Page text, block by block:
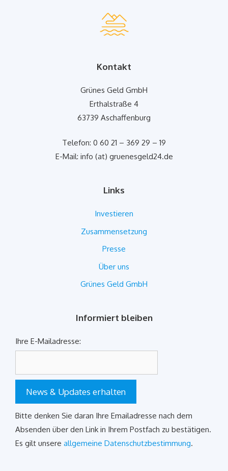
Kontakt
Grünes Geld GmbH
Erthalstraße 4
63739 Aschaffenburg
Telefon: 0 60 21 – 369 29 – 19
E-Mail: info (at) gruenesgeld24.de
Links
Investieren
Zusammensetzung
Presse
Über uns
Grünes Geld GmbH
Informiert bleiben
Ihre E-Mailadresse:
News & Updates erhalten
Bitte denken Sie daran Ihre Emailadresse nach dem
Absenden über den Link in Ihrem Postfach zu bestätigen.
Es gilt unsere allgemeine Datenschutzbestimmung.